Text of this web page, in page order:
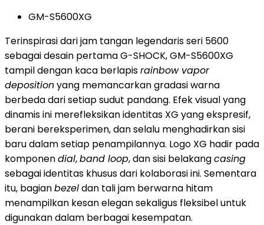
GM-S5600XG
Terinspirasi dari jam tangan legendaris seri 5600
sebagai desain pertama G-SHOCK, GM-S5600XG
tampil dengan kaca berlapisrainbow vapor
depositionyang memancarkan gradasi warna
berbeda dari setiap sudut pandang. Efek visual yang
dinamis ini merefleksikan identitas XG yang ekspresif,
berani bereksperimen, dan selalu menghadirkan sisi
baru dalam setiap penampilannya. Logo XG hadir pada
komponendial,band loop, dan sisi belakangcasing
sebagai identitas khusus dari kolaborasi ini. Sementara
itu, bagianbezeldan tali jam berwarna hitam
menampilkan kesan elegan sekaligus fleksibel untuk
digunakan dalam berbagai kesempatan.